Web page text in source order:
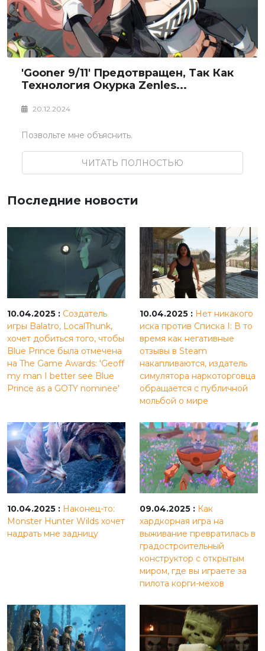
'Gooner 9/11' Предотвращен, Так Как
Технология Окурка Zenles...
20.12.2024
Позвольте мне объяснить.
ЧИТАТЬ ПОЛНОСТЬЮ
Последние новости
10.04.2025 : Создатель
игры Balatro, LocalThunk,
хочет добиться того, чтобы
Blue Prince была отмечена
на The Game Awards: 'Geoff
my man I better see Blue
Prince as a GOTY nominee'
10.04.2025 : Нет никакого
иска против Списка I: В то
время как негативные
отзывы в Steam
накапливаются, издатель
симулятора наркоторговца
обращается с публичной
мольбой о мире
10.04.2025 : Наконец-то:
Monster Hunter Wilds хочет
надрать мне задницу
09.04.2025 : Как
хардкорная игра на
выживание превратилась в
градостроительный
конструктор с открытым
миром, где вы играете за
пилота корги-мехов